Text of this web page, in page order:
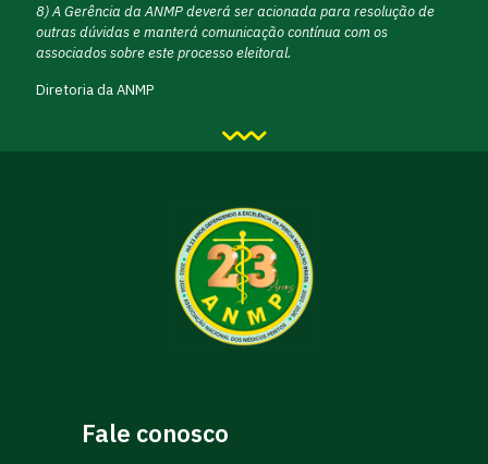
8) A Gerência da ANMP deverá ser acionada para resolução de
outras dúvidas e manterá comunicação contínua com os
associados sobre este processo eleitoral.
Diretoria da ANMP
Fale conosco